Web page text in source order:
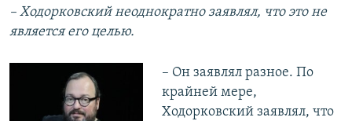
– Ходорковский неоднократно заявлял, что это не
является его целью.
– Он заявлял разное. По
крайней мере,
Ходорковский заявлял, что